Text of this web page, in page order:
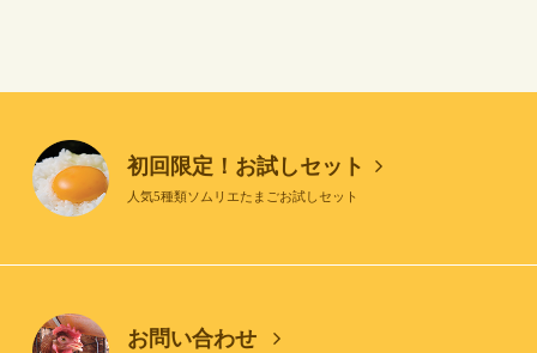
初回限定！お試しセット
人気5種類ソムリエたまごお試しセット
お問い合わせ